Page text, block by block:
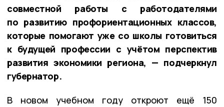
совместной работы с работодателями
по развитию профориентационных классов,
которые помогают уже со школы готовиться
к будущей профессии с учётом перспектив
развития экономики региона, — подчеркнул
губернатор.
В новом учебном году откроют ещё 150